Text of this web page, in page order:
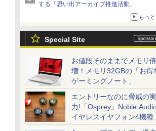
する「思い出アーカイブ推進活動」
もっ
Special Site
お値段そのままでメモリ倍
増！メモリ32GBの「お得
ゲーミングノート」
エントリーなのに脅威の実
力!「Osprey」Noble
イヤレスイヤフォン4機種を
一気に聴く